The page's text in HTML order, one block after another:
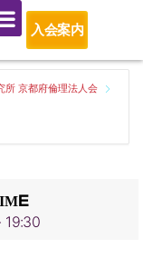
入会案内
所 京都府倫理法人会
19:30